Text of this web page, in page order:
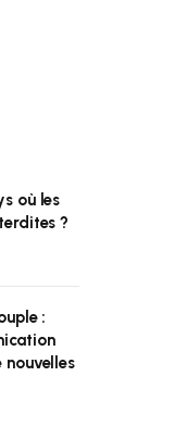
où les
?
:
nouvelles